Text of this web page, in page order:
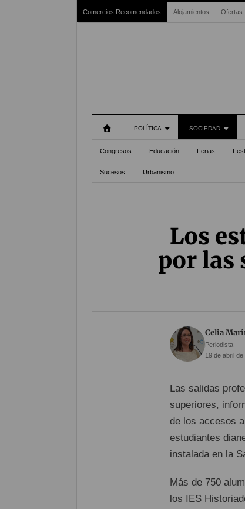
Comercios Recomendados Alojamientos Ofertas
POLÍTICA SOCIEDAD
Congresos Educación Ferias
Sucesos Urbanismo
Los
por las
Celia
Periodista
19 de abril
Las salidas
superiores,
de los accesos
estudiantes
instalada en la
Más de 750
los IES